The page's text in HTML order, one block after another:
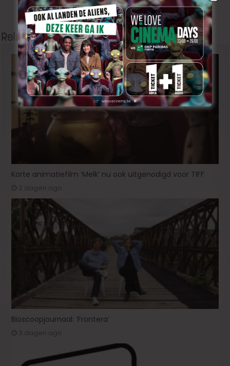
(1978)
Related Articles
Korte animatiefilm ‘Melk’ nu ook uitgenodigd voor TIFF
2 dagen ago
Bioscoopjournaal: ‘Frontera’
3 dagen ago